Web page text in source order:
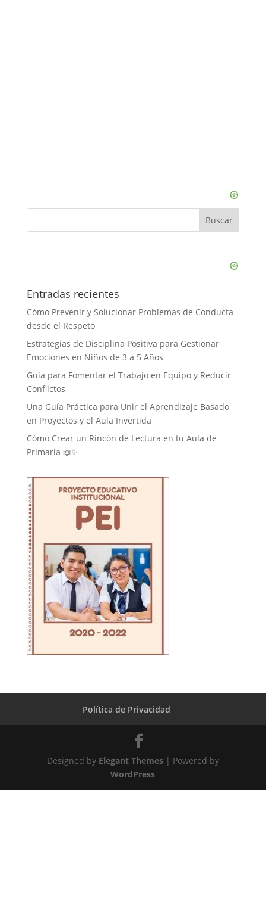
Entradas recientes
Cómo Prevenir y Solucionar Problemas de Conducta
desde el Respeto
Estrategias de Disciplina Positiva para Gestionar
Emociones en Niños de 3 a 5 Años
Guía para Fomentar el Trabajo en Equipo y Reducir
Conflictos
Una Guía Práctica para Unir el Aprendizaje Basado
en Proyectos y el Aula Invertida
Cómo Crear un Rincón de Lectura en tu Aula de
Primaria 📖✨
Política de Privacidad
Designed by Elegant Themes| Powered by
WordPress